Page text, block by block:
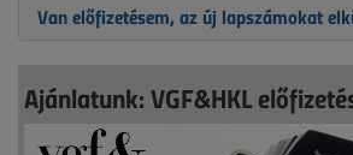
Van előfizetésem, az új lapszámokat
Ajánlatunk: VGF&HKL